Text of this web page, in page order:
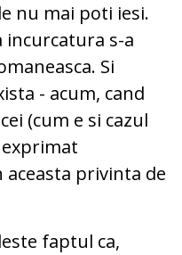
nu mai poti iesi.
incurcatura s-a
Si
- acum, cand
(cum e si cazul
privinta de
faptul ca,